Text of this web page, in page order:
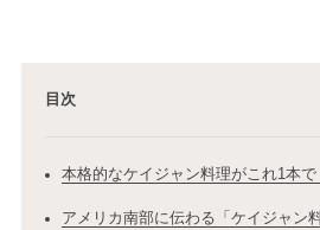
目次
本格的なケイジャン料理がこれ1本で
アメリカ南部に伝わる「ケイジャン料